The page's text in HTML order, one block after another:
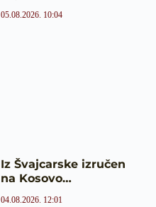
05.08.2026. 10:04
Iz Švajcarske izručen
na Kosovo…
04.08.2026. 12:01